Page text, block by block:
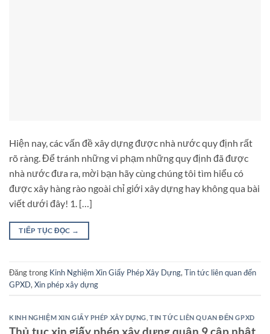
Hiện nay, các vấn đề xây dựng được nhà nước quy định rất
rõ ràng. Để tránh những vi phạm những quy định đã được
nhà nước đưa ra, mời bạn hãy cùng chúng tôi tìm hiểu có
được xây hàng rào ngoài chỉ giới xây dựng hay không qua bài
viết dưới đây! 1. […]
TIẾP TỤC ĐỌC →
Đăng trong Kinh Nghiệm Xin Giấy Phép Xây Dựng, Tin tức liên quan đến
GPXD, Xin phép xây dựng
KINH NGHIỆM XIN GIẤY PHÉP XÂY DỰNG ,TIN TỨC LIÊN QUAN ĐẾN GPXD
Thủ tục xin giấy phép xây dựng quận 9 cập nhật